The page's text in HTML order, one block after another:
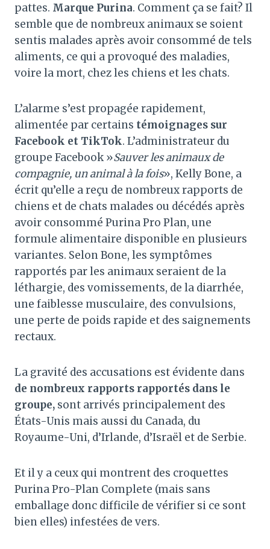
pattes. Marque Purina. Comment ça se fait? Il
semble que de nombreux animaux se soient
sentis malades après avoir consommé de tels
aliments, ce qui a provoqué des maladies,
voire la mort, chez les chiens et les chats.
L’alarme s’est propagée rapidement,
alimentée par certains témoignages sur
Facebook et TikTok. L’administrateur du
groupe Facebook »Sauver les animaux de
compagnie, un animal à la fois», Kelly Bone, a
écrit qu’elle a reçu de nombreux rapports de
chiens et de chats malades ou décédés après
avoir consommé Purina Pro Plan, une
formule alimentaire disponible en plusieurs
variantes. Selon Bone, les symptômes
rapportés par les animaux seraient de la
léthargie, des vomissements, de la diarrhée,
une faiblesse musculaire, des convulsions,
une perte de poids rapide et des saignements
rectaux.
La gravité des accusations est évidente dans
de nombreux rapports rapportés dans le
groupe, sont arrivés principalement des
États-Unis mais aussi du Canada, du
Royaume-Uni, d’Irlande, d’Israël et de Serbie.
Et il y a ceux qui montrent des croquettes
Purina Pro-Plan Complete (mais sans
emballage donc difficile de vérifier si ce sont
bien elles) infestées de vers.